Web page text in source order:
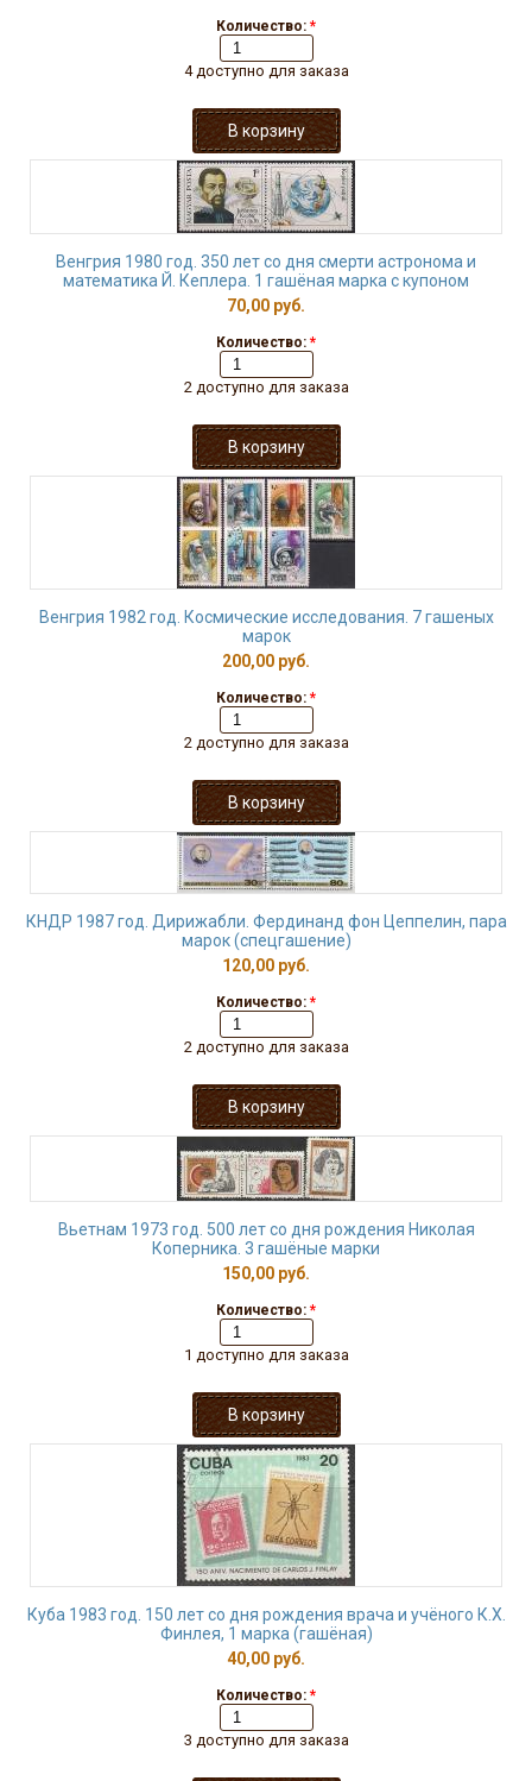
Количество: *
4 доступно для заказа
Венгрия 1980 год. 350 лет со дня смерти астронома и
математика Й. Кеплера. 1 гашёная марка с купоном
70,00 руб.
Количество: *
2 доступно для заказа
Венгрия 1982 год. Космические исследования. 7 гашеных
марок
200,00 руб.
Количество: *
2 доступно для заказа
КНДР 1987 год. Дирижабли. Фердинанд фон Цеппелин, пара
марок (спецгашение)
120,00 руб.
Количество: *
2 доступно для заказа
Вьетнам 1973 год. 500 лет со дня рождения Николая
Коперника. 3 гашёные марки
150,00 руб.
Количество: *
1 доступно для заказа
Куба 1983 год. 150 лет со дня рождения врача и учёного К.Х.
Финлея, 1 марка (гашёная)
40,00 руб.
Количество: *
3 доступно для заказа